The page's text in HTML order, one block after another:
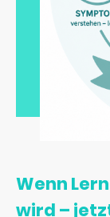
Wenn
wird –